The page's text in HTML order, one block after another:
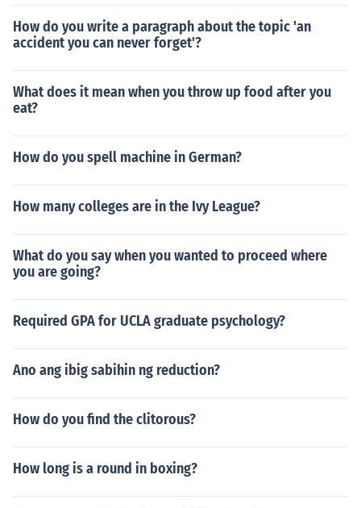
How do you write a paragraph about the topic 'an
accident you can never forget'?
What does it mean when you throw up food after you
eat?
How do you spell machine in German?
How many colleges are in the Ivy League?
What do you say when you wanted to proceed where
you are going?
Required GPA for UCLA graduate psychology?
Ano ang ibig sabihin ng reduction?
How do you find the clitorous?
How long is a round in boxing?